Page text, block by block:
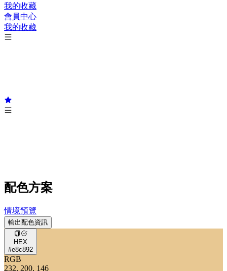
我的收藏
會員中心
我的收藏
配色方案
情境預覽
輸出配色資訊
HEX
#e8c892
RGB
232, 200, 146